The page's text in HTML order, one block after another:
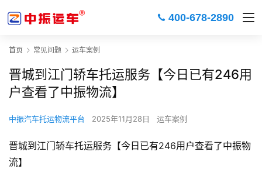
400-678-2890
首页 常见问题 运车案例
晋城到江门轿车托运服务【今日已有246用
户查看了中振物流】
中振汽车托运物流平台 2025年11月28日 运车案例
晋城到江门轿车托运服务【今日已有246用户查看了中振物
流】